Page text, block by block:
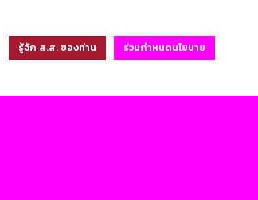
รู้จัก ส.ส. ของท่าน ร่วมกำหนดนโยบาย